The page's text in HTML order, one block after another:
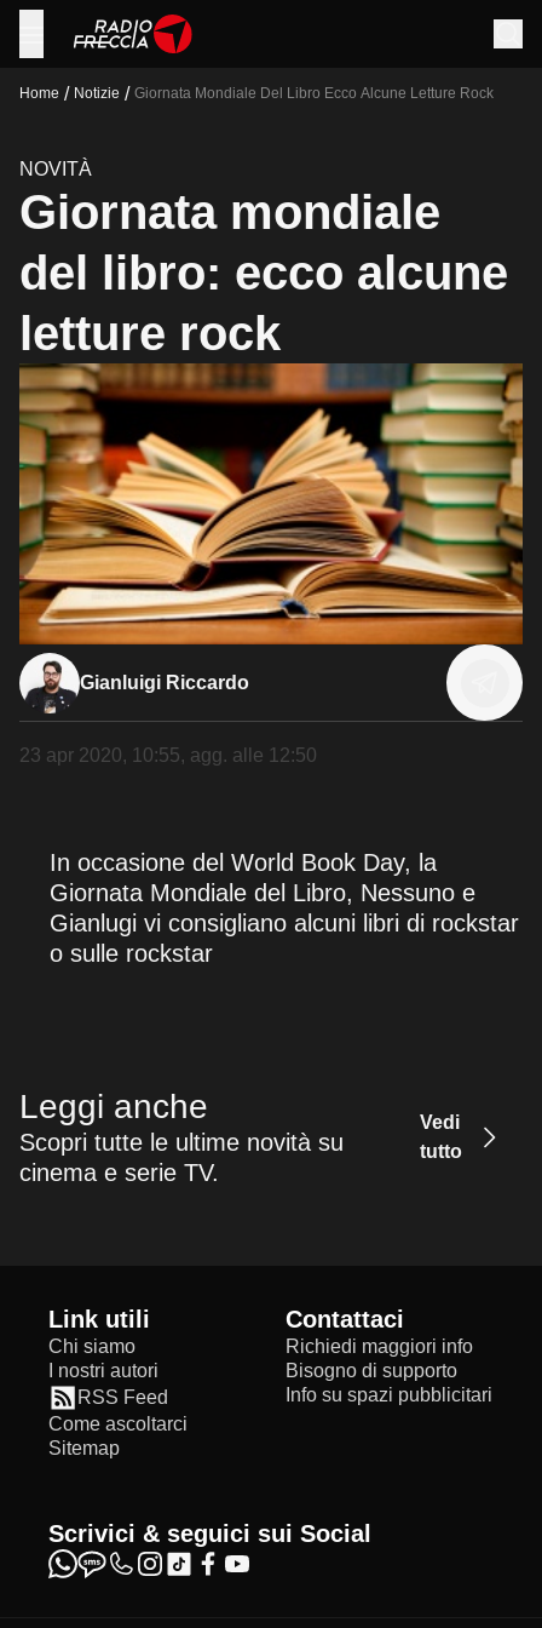
Home / Notizie / Giornata Mondiale Del Libro Ecco Alcune Letture Rock
NOVITÀ
Giornata mondiale
del libro: ecco alcune
letture rock
Gianluigi Riccardo
23 apr 2020, 10:55, agg. alle 12:50
In occasione del World Book Day, la
Giornata Mondiale del Libro, Nessuno e
Gianlugi vi consigliano alcuni libri di rockstar
o sulle rockstar
Leggi anche
Scopri tutte le ultime novità su
cinema e serie TV.
Vedi
tutto
Link utili
Chi siamo
I nostri autori
RSS Feed
Come ascoltarci
Sitemap
Contattaci
Richiedi maggiori info
Bisogno di supporto
Info su spazi pubblicitari
Scrivici & seguici sui Social